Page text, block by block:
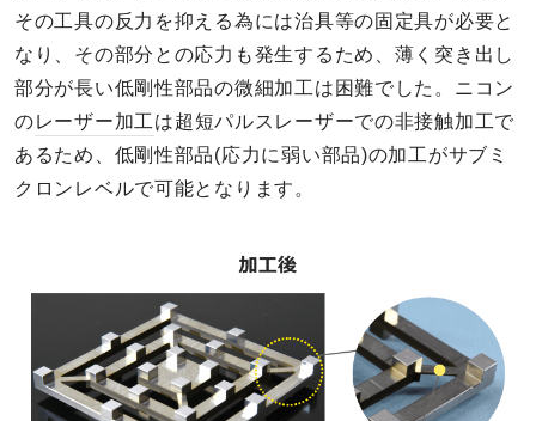
その工具の反力を抑える為には治具等の固定具が必要と
なり、その部分との応力も発生するため、薄く突き出し
部分が長い低剛性部品の微細加工は困難でした。ニコン
のレーザー加工 は超短パルスレーザーでの非接触加工で
あるため、低剛性部品(応力に弱い部品)の加工がサブミ
クロンレベルで可能となります。